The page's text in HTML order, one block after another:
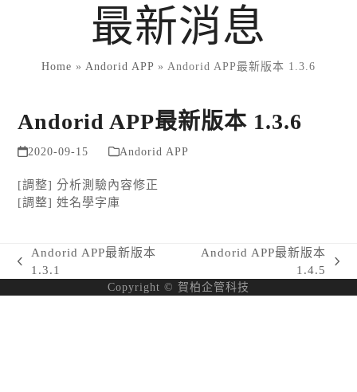
最新消息
Home » Andorid APP » Andorid APP最新版本 1.3.6
Andorid APP最新版本 1.3.6
2020-09-15 Andorid APP
[調整] 分析測驗內容修正
[調整] 姓名學字庫
previous
Andorid APP最新版本
1.3.1
post:
Andorid APP最新版本
1.4.5
Copyright © 賀柏企管科技